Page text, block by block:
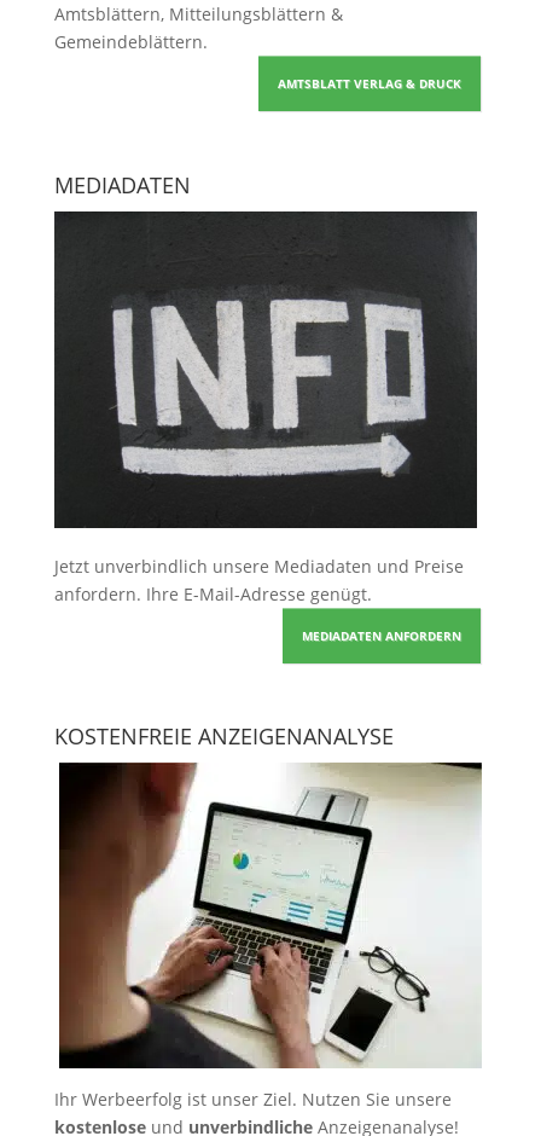
Amtsblättern, Mitteilungsblättern &
Gemeindeblättern.
AMTSBLATT VERLAG & DRUCK
MEDIADATEN
Jetzt unverbindlich unsere Mediadaten und Preise
anfordern. Ihre E-Mail-Adresse genügt.
MEDIADATEN ANFORDERN
KOSTENFREIE ANZEIGENANALYSE
Ihr Werbeerfolg ist unser Ziel. Nutzen Sie unsere
kostenloseund unverbindlicheAnzeigenanalyse!